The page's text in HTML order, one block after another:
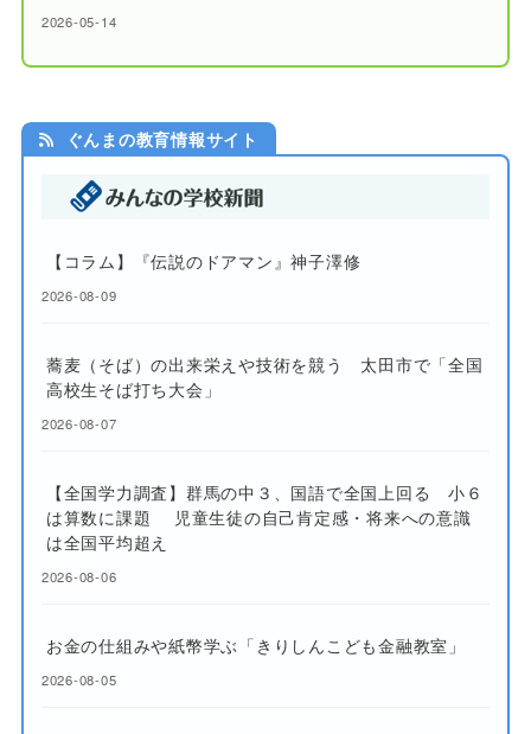
2026-05-14
ぐんまの教育情報サイト
【コラム】『伝説のドアマン』神子澤修
2026-08-09
蕎麦（そば）の出来栄えや技術を競う 太田市で「全国
高校生そば打ち大会」
2026-08-07
【全国学力調査】群馬の中３、国語で全国上回る 小６
は算数に課題 児童生徒の自己肯定感・将来への意識
は全国平均超え
2026-08-06
お金の仕組みや紙幣学ぶ「きりしんこども金融教室」
2026-08-05